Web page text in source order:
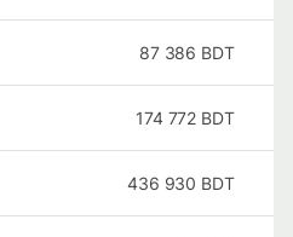
87 386 BDT
174 772 BDT
436 930 BDT